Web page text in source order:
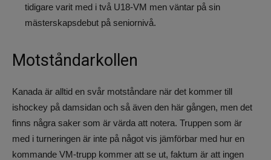
tidigare varit med i två U18-VM men väntar på sin
mästerskapsdebut på seniornivå.
Motståndarkollen
Kanada är alltid en svår motståndare när det kommer till
ishockey på damsidan och så även den här gången, men det
finns några saker som är värda att notera. Truppen som är
med i turneringen är inte på något vis jämförbar med hur en
kommande VM-trupp kommer att se ut, faktum är att ingen